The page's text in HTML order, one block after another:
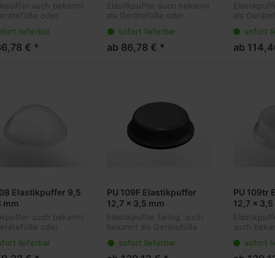
auch bekannt
oder
Lösung für viele
Sie kleben
am Objekt und
lieferbar
€ *
Elastikpuffer auch bekannt
als Gerätefüße oder
ideale Lösung für viele
Anwendungen. Sie kleben
transparent am Objekt und
sofort lieferbar
ab 86,78 € *
als
idealesofort
ab
Elastikpuffer 9,5
mm
auch bekannt
oder
Lösung für viele
lieferbar
PU 109F Elastikpuffer
12,7 x 3,5 mm
Elastikpuffer farbig, auch
bekannt als Gerätefüße
die ideale Lösung für viele
sofort lieferbar
PU 109tr
12,7 x 3,5
auch
sofort